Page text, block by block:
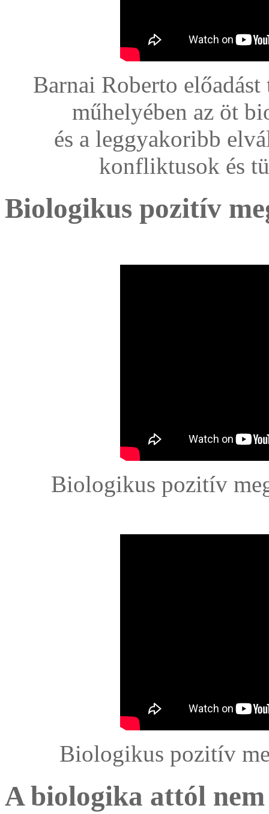
Barnai Roberto
műhelyében az öt
és a leggyakoribb
konfliktusok és
Biologikus pozitív
Biologikus pozitív
Biologikus pozitív
A biologika attól nem